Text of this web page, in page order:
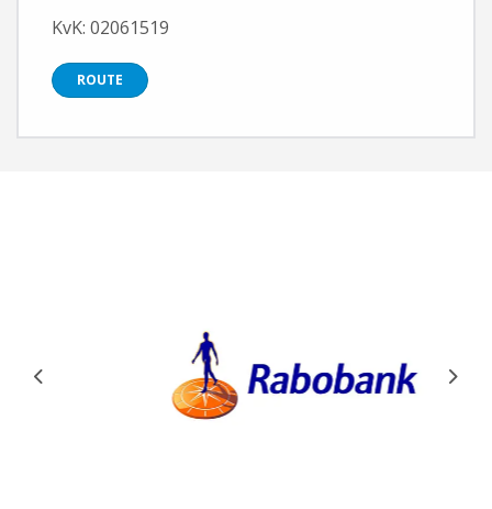
KvK: 02061519
ROUTE
Previous Next